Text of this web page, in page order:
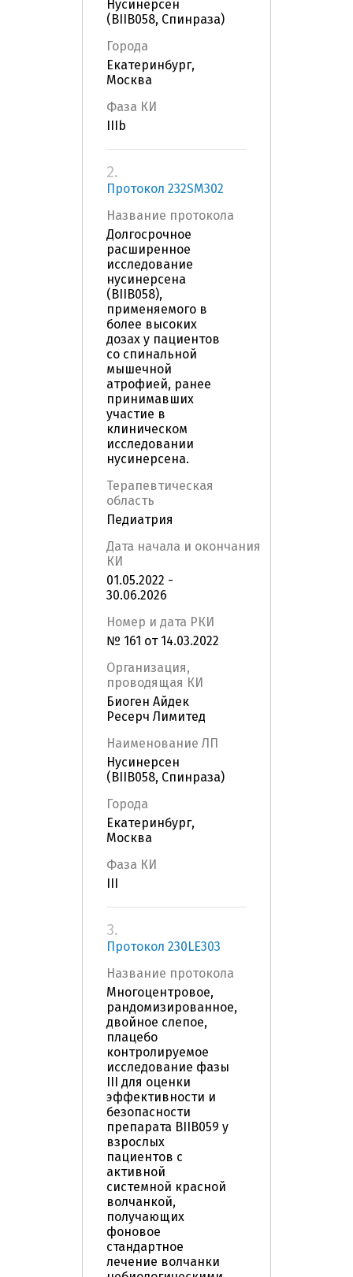
Нусинерсен
(BIIB058, Спинраза)
Города
Екатеринбург,
Москва
Фаза КИ
IIIb
2.
Протокол 232SМ302
Название протокола
Долгосрочное
расширенное
исследование
нусинерсена
(BIIB058),
применяемого в
более высоких
дозах у пациентов
со спинальной
мышечной
атрофией, ранее
принимавших
участие в
клиническом
исследовании
нусинерсена.
Терапевтическая
область
Педиатрия
Дата начала и окончания
КИ
01.05.2022 -
30.06.2026
Номер и дата РКИ
№ 161 от 14.03.2022
Организация,
проводящая КИ
Биоген Айдек
Ресерч Лимитед
Наименование ЛП
Нусинерсен
(BIIB058, Спинраза)
Города
Екатеринбург,
Москва
Фаза КИ
3.
Протокол 230LE303
Название протокола
Многоцентровое,
рандомизированное,
двойное слепое,
плацебо
контролируемое
исследование фазы
III для оценки
эффективности и
безопасности
препарата BIIB059 у
взрослых
пациентов с
активной
системной красной
волчанкой,
получающих
фоновое
стандартное
лечение волчанки